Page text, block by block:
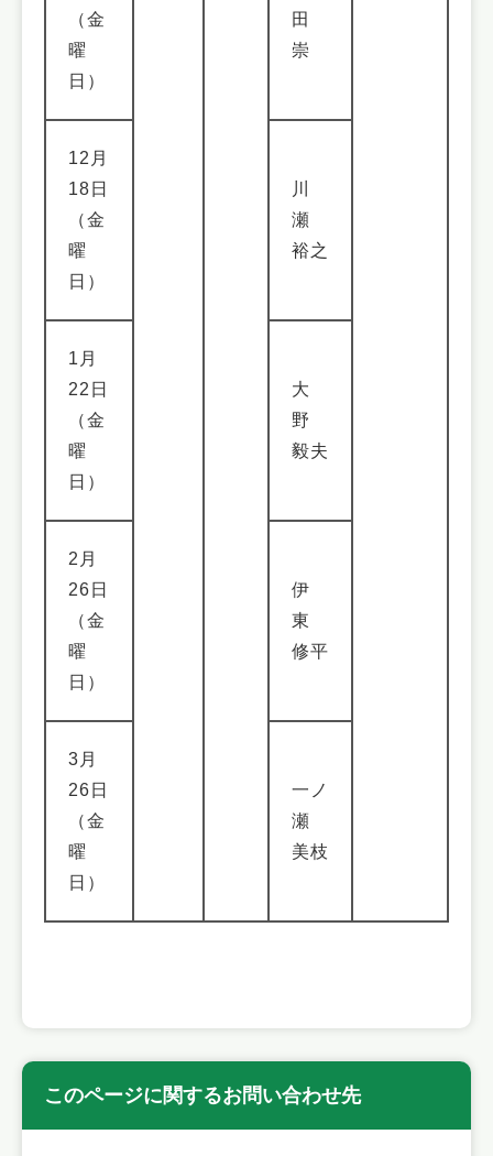
（金
曜
日）
田
崇
12月
18日
（金
曜
日）
川
瀬
裕之
1月
22日
（金
曜
日）
大
野
毅夫
2月
26日
（金
曜
日）
伊
東
修平
3月
26日
（金
曜
日）
一ノ
瀬
美枝
このページに関するお問い合わせ先